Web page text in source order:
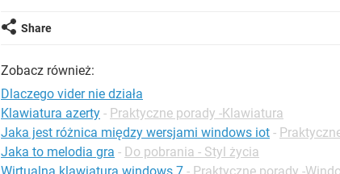
Share
Zobacz również:
Dlaczego vider nie działa
Klawiatura azerty - Praktyczne porady -Klawiatura
Jaka jest różnica między wersjami windows iot -
Jaka to melodia gra - Do pobrania - Styl życia